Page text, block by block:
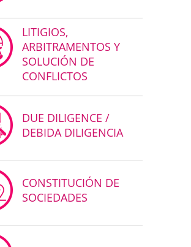
LITIGIOS,
ARBITRAMENTOS Y
SOLUCIÓN DE
CONFLICTOS
DUE DILIGENCE /
DEBIDA DILIGENCIA
CONSTITUCIÓN DE
SOCIEDADES